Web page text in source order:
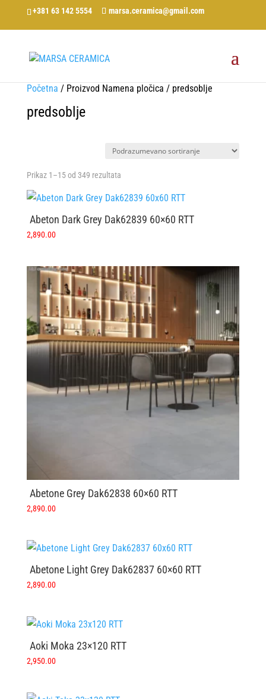
+381 63 142 5554 marsa.ceramica@gmail.com
Početna / Proizvod Namena pločica / predsoblje
predsoblje
Prikaz 1–15 od 349 rezultata
Abeton Dark Grey Dak62839 60×60 RTT
2,890.00
Abetone Grey Dak62838 60×60 RTT
2,890.00
Abetone Light Grey Dak62837 60×60 RTT
2,890.00
Aoki Moka 23×120 RTT
2,950.00